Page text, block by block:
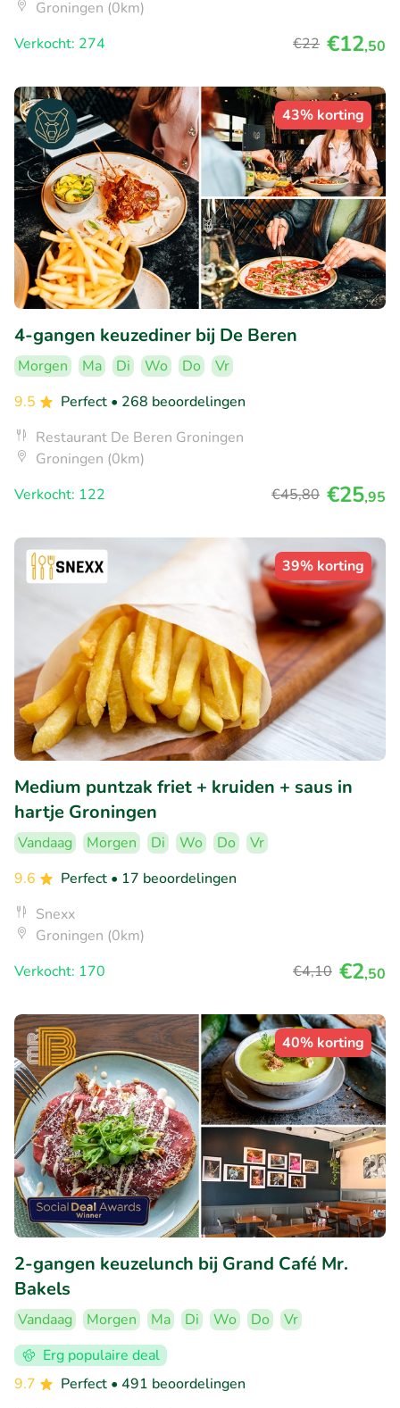
Groningen (0km)
Verkocht: 274
€22 €12,50
43% korting
4-gangen keuzediner bij De Beren
Morgen Ma Di Wo Do
Vr
9.5
Perfect • 268 beoordelingen
Restaurant De Beren Groningen
Groningen (0km)
Verkocht: 122
€45,80 €25,95
39% korting
Medium puntzak friet + kruiden + saus in
hartje Groningen
Vandaag Morgen Di Wo Do
Vr
9.6
Perfect • 17 beoordelingen
Snexx
Groningen (0km)
Verkocht: 170
€4,10 €2,50
40% korting
2-gangen keuzelunch bij Grand Café Mr.
Bakels
Vandaag Morgen Ma Di Wo Do
Vr
Erg populaire deal
9.7
Perfect • 491 beoordelingen